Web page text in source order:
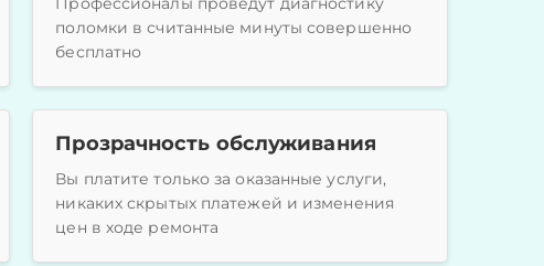
поломки в считанные минуты совершенно
бесплатно
Прозрачность обслуживания
Вы платите только за оказанные услуги,
никаких скрытых платежей и изменения
цен в ходе ремонта